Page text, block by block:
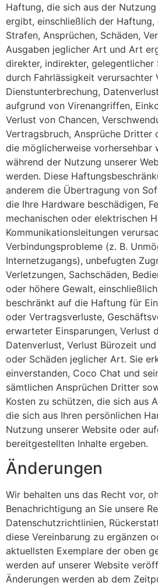
Haftung, die sich aus der
ergibt, einschließlich der Haftung,
Strafen, Ansprüchen, Schäden,
Ausgaben jeglicher Art und Art
direkter, indirekter,
durch Fahrlässigkeit verursachter
Dienstunterbrechung,
aufgrund von Virenangriffen,
Verlust von Chancen,
Vertragsbruch, Ansprüche Dritter
die möglicherweise vorhersehbar
während der Nutzung unserer
werden. Diese
anderem die Übertragung von
die Ihre Hardware beschädigen,
mechanischen oder elektrischen
Kommunikationsleitungen
Verbindungsprobleme (z. B.
Internetzugangs), unbefugten
Verletzungen, Sachschäden,
oder höhere Gewalt,
beschränkt auf die Haftung für
oder Vertragsverluste,
erwarteter Einsparungen, Verlust
Datenverlust, Verlust Bürozeit
oder Schäden jeglicher Art. Sie
einverstanden, Coco Chat und
sämtlichen Ansprüchen Dritter
Kosten zu schützen, die sich aus
die sich aus Ihren persönlichen
Nutzung unserer Website oder
bereitgestellten Inhalte ergeben.
Änderungen
Wir behalten uns das Recht vor,
Benachrichtigung an Sie unsere
Datenschutzrichtlinien,
diese Vereinbarung zu ergänzen
aktuellsten Exemplare der oben
werden auf unserer Website
Änderungen werden ab dem